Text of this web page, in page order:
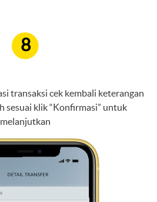
8
transaksi cek kembali keterangan
sesuai klik “Konfirmasi” untuk
melanjutkan